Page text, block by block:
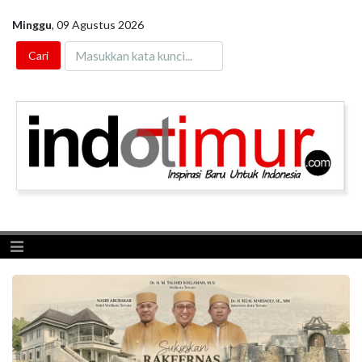
Minggu, 09 Agustus 2026
Toggle navigation